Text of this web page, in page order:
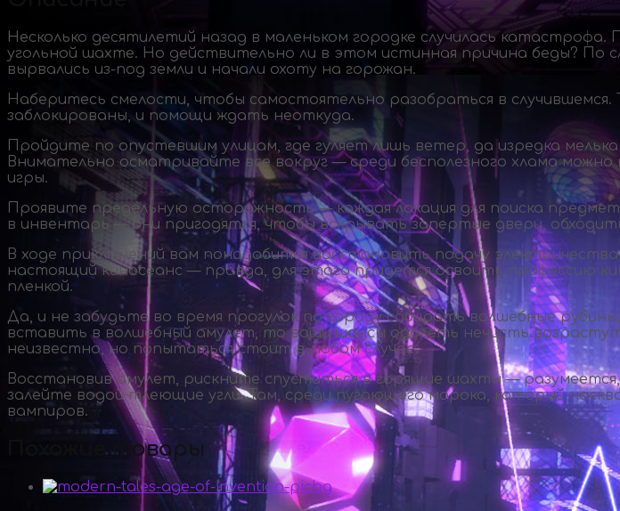
Несколько десятилетий назад в маленьком городке случилась
угольной шахте. Но действительно ли в этом истинная причина беды? По
вырвались из-под земли и начали охоту на горожан.
Наберитесь смелости, чтобы самостоятельно разобраться в
заблокированы, и помощи ждать неоткуда.
Пройдите по опустевшим улицам, где гуляет лишь ветер, да изредка
Внимательно осматривайте все вокруг — среди бесполезного хлама
игры.
Проявите предельную осторожность — каждая локация для поиска
в инвентарь — они пригодятся, чтобы вскрывать запертые двери,
В ходе приключений вам понадобится восстановить подачу
настоящий киносеанс — правда, для этого придется освоить профессию
пленкой.
Да, и не забудьте во время прогулок по городу собирать волшебные
вставить в волшебный амулет, то ваши шансы одолеть нечисть
неизвестно, но попытаться стоит в любом случае.
Восстановив амулет, рискните спуститься в горящие шахты —
залейте водой тлеющие угли. Там, среди пугающего морока, который
вампиров.
Похожие товары